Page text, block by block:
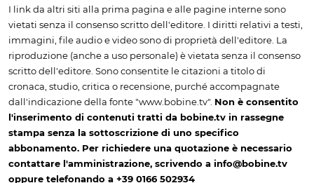
I link da altri siti alla prima pagina e alle pagine interne sono
vietati senza il consenso scritto dell'editore. I diritti relativi a testi,
immagini, file audio e video sono di proprietà dell'editore. La
riproduzione (anche a uso personale) è vietata senza il consenso
scritto dell'editore. Sono consentite le citazioni a titolo di
cronaca, studio, critica o recensione, purché accompagnate
dall'indicazione della fonte "www.bobine.tv". Non è consentito
l'inserimento di contenuti tratti da bobine.tv in rassegne
stampa senza la sottoscrizione di uno specifico
abbonamento. Per richiedere una quotazione è necessario
contattare l'amministrazione, scrivendo a info@bobine.tv
oppure telefonando a +39 0166 502934